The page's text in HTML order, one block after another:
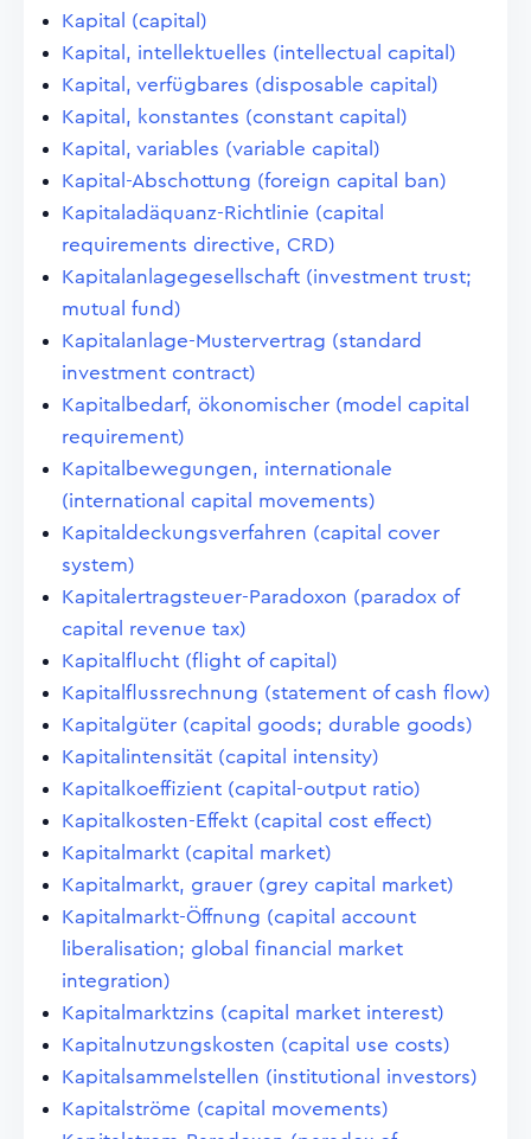
Kapital (capital)
Kapital, intellektuelles (intellectual capital)
Kapital, verfügbares (disposable capital)
Kapital, konstantes (constant capital)
Kapital, variables (variable capital)
Kapital-Abschottung (foreign capital ban)
Kapitaladäquanz-Richtlinie (capital
requirements directive, CRD)
Kapitalanlagegesellschaft (investment trust;
mutual fund)
Kapitalanlage-Mustervertrag (standard
investment contract)
Kapitalbedarf, ökonomischer (model capital
requirement)
Kapitalbewegungen, internationale
(international capital movements)
Kapitaldeckungsverfahren (capital cover
system)
Kapitalertragsteuer-Paradoxon (paradox of
capital revenue tax)
Kapitalflucht (flight of capital)
Kapitalflussrechnung (statement of cash flow)
Kapitalgüter (capital goods; durable goods)
Kapitalintensität (capital intensity)
Kapitalkoeffizient (capital-output ratio)
Kapitalkosten-Effekt (capital cost effect)
Kapitalmarkt (capital market)
Kapitalmarkt, grauer (grey capital market)
Kapitalmarkt-Öffnung (capital account
liberalisation; global financial market
integration)
Kapitalmarktzins (capital market interest)
Kapitalnutzungskosten (capital use costs)
Kapitalsammelstellen (institutional investors)
Kapitalströme (capital movements)